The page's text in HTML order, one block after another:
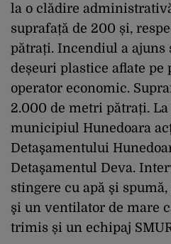
la o clădire
suprafață de 200 și,
pătrați. Incendiul a ajuns
deșeuri plastice aflate pe
operator economic.
2.000 de metri pătrați.
municipiul Hunedoara
Detaşamentului
Detaşamentul Deva.
stingere cu apă şi
şi un ventilator de mare
trimis și un echipaj